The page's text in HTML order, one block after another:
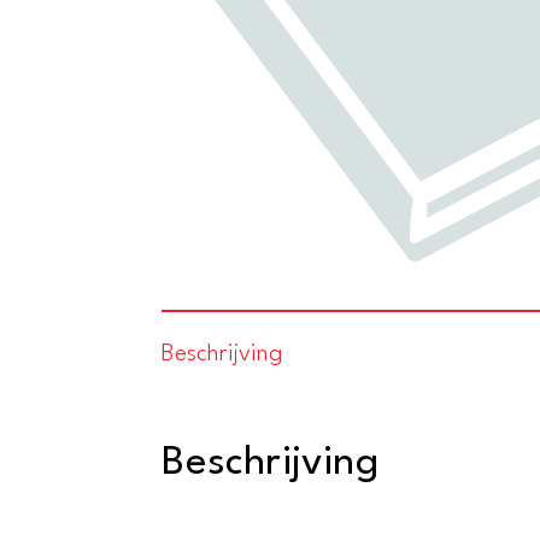
Beschrijving
Beschrijving